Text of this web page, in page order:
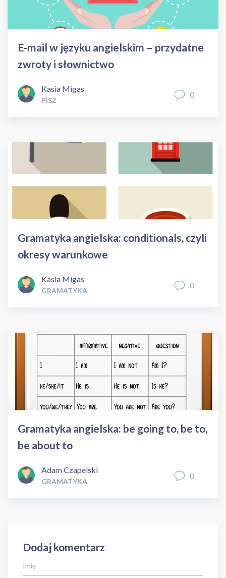
E-mail w języku angielskim – przydatne
zwroty i słownictwo
Kasia Migas
PISZ
0
Gramatyka angielska: conditionals, czyli
okresy warunkowe
Kasia Migas
GRAMATYKA
0
Gramatyka angielska: be going to, be to,
be about to
Adam Czapelski
GRAMATYKA
0
Dodaj komentarz
Imię